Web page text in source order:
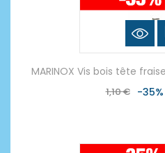
MARINOX Vis bois tête
1,10 € -35%